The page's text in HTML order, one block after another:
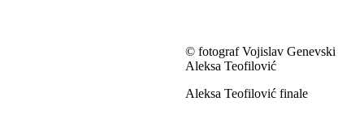
© fotograf Vojislav Genevski
Aleksa Teofilović
Aleksa Teofilović finale